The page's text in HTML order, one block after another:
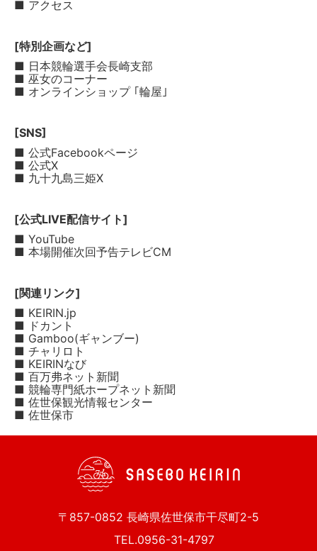
■ アクセス
[特別企画など]
■ 日本競輪選手会長崎支部
■ 巫女のコーナー
■ オンラインショップ ｢輪屋｣
[SNS]
■ 公式Facebookページ
■ 公式X
■ 九十九島三姫X
[公式LIVE配信サイト]
■ YouTube
■ 本場開催次回予告テレビCM
[関連リンク]
■ KEIRIN.jp
■ ドカント
■ Gamboo(ギャンブー)
■ チャリロト
■ KEIRINなび
■ 百万弗ネット新聞
■ 競輪専門紙ホープネット新聞
■ 佐世保観光情報センター
■ 佐世保市
〒857-0852 長崎県佐世保市干尽町2-5
TEL.0956-31-4797